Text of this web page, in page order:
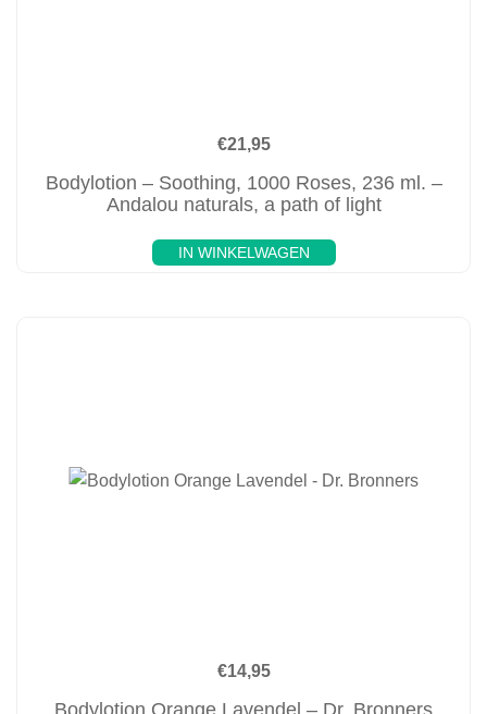
€21,95
Bodylotion – Soothing, 1000 Roses, 236 ml. –
Andalou naturals, a path of light
IN WINKELWAGEN
€14,95
Bodylotion Orange Lavendel – Dr. Bronners